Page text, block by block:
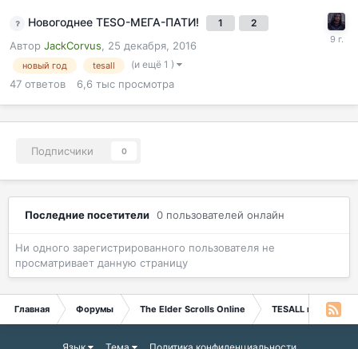
Новогоднее TESO-МЕГА-ПАТИ! 1 2
Автор JackCorvus, 25 декабря, 2016
новый год tesall (и ещё 1 )
47 ответов 6,6 тыс просмотра
Подписчики 0
Последние посетители 0 пользователей онлайн
Ни одного зарегистрированного пользователя не
просматривает данную страницу
Главная Форумы The Elder Scrolls Online TESALL в The